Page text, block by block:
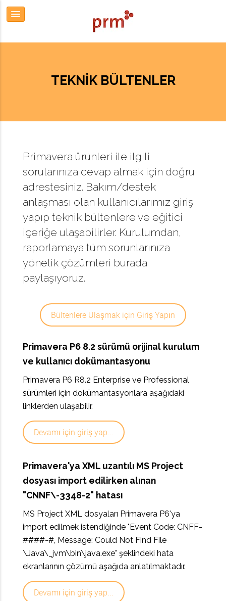
TEKNIK BÜLTENLER
Primavera ürünleri ile ilgili
sorularınıza cevap almak için doğru
adrestesiniz. Bakım/destek
anlaşması olan kullanıcılarımız giriş
yapıp teknik bültenlere ve eğitici
içeriğe ulaşabilirler. Kurulumdan,
raporlamaya tüm sorunlarınıza
yönelik çözümleri burada
paylaşıyoruz.
Bültenlere Ulaşmak için Giriş Yapın
Primavera P6 8.2 sürümü orijinal kurulum
ve kullanıcı dokümantasyonu
Primavera P6 R8.2 Enterprise ve Professional
sürümleri için dokümantasyonlara aşağıdaki
linklerden ulaşabilir.
Devamı için giriş yap...
Primavera'ya XML uzantılı MS Project
dosyası import edilirken alınan
"CNNF\-3348-2" hatası
MS Project XML dosyaları Primavera P6'ya
import edilmek istendiğinde "Event Code: CNFF-
####-#, Message: Could Not Find File
\Java\_jvm\bin\java.exe" şeklindeki hata
ekranlarının çözümü aşağıda anlatılmaktadır.
Devamı için giriş yap...